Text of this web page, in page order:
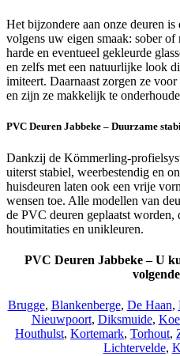
Het bijzondere aan onze deuren is
volgens uw eigen smaak: sober
harde en eventueel gekleurde
en zelfs met een natuurlijke look
imiteert. Daarnaast zorgen ze
en zijn ze makkelijk te
PVC Deuren Jabbeke – Duurzame
Dankzij de Kömmerling-
uiterst stabiel, weerbestendig en
huisdeuren laten ook een vrije
wensen toe. Alle modellen van
de PVC deuren geplaatst
houtimitaties en unikleuren.
PVC Deuren Jabbeke – U
Brugge, Blankenberge, De Haan,
Nieuwpoort, Diksmuide,
Houthulst, Kortemark, Torhout,
Lichtervelde,